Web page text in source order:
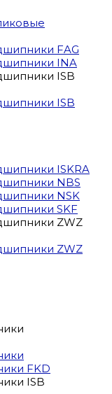
FAG
INA
ISB
ISB
ISKRA
NBS
NSK
SKF
ZWZ
ZWZ
FKD
ISB